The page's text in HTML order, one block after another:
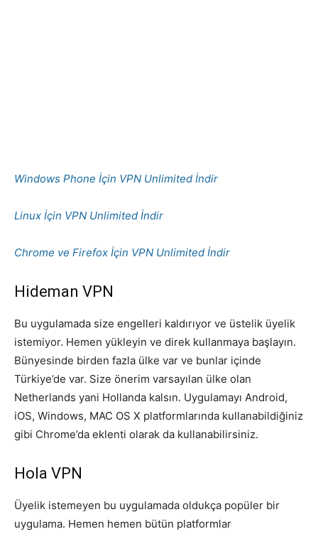
Windows Phone İçin VPN Unlimited İndir
Linux İçin VPN Unlimited İndir
Chrome ve Firefox İçin VPN Unlimited İndir
Hideman VPN
Bu uygulamada size engelleri kaldırıyor ve üstelik üyelik
istemiyor. Hemen yükleyin ve direk kullanmaya başlayın.
Bünyesinde birden fazla ülke var ve bunlar içinde
Türkiye’de var. Size önerim varsayılan ülke olan
Netherlands yani Hollanda kalsın. Uygulamayı Android,
iOS, Windows, MAC OS X platformlarında kullanabildiğiniz
gibi Chrome’da eklenti olarak da kullanabilirsiniz.
Hola VPN
Üyelik istemeyen bu uygulamada oldukça popüler bir
uygulama. Hemen hemen bütün platformlar